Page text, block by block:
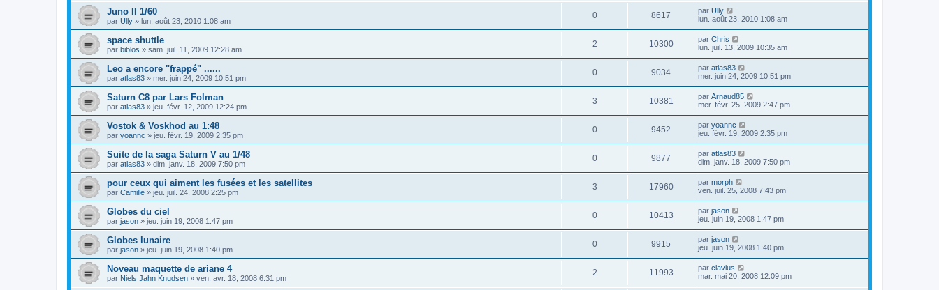
Juno II 1/60
par Ully » lun. août 23, 2010 1:08 am
0 8617 par Ully
lun. août 23, 2010 1:08 am
space shuttle
par biblos » sam. juil. 11, 2009 12:28 am
2 10300 par Chris
lun. juil. 13, 2009 10:35 am
Leo a encore "frappé" ......
par atlas83 » mer. juin 24, 2009 10:51 pm
0 9034 par atlas83
mer. juin 24, 2009 10:51 pm
Saturn C8 par Lars Folman
par atlas83 » jeu. févr. 12, 2009 12:24 pm
3 10381 par Arnaud85
mer. févr. 25, 2009 2:47 pm
Vostok & Voskhod au 1:48
par yoannc » jeu. févr. 19, 2009 2:35 pm
0 9452 par yoannc
jeu. févr. 19, 2009 2:35 pm
Suite de la saga Saturn V au 1/48
par atlas83 » dim. janv. 18, 2009 7:50 pm
0 9877 par atlas83
dim. janv. 18, 2009 7:50 pm
pour ceux qui aiment les fusées et les satellites
par Camille » jeu. juil. 24, 2008 2:25 pm
3 17960 par morph
ven. juil. 25, 2008 7:43 pm
Globes du ciel
par jason » jeu. juin 19, 2008 1:47 pm
0 10413 par jason
jeu. juin 19, 2008 1:47 pm
Globes lunaire
par jason » jeu. juin 19, 2008 1:40 pm
0 9915 par jason
jeu. juin 19, 2008 1:40 pm
Noveau maquette de ariane 4
par Niels Jahn Knudsen » ven. avr. 18, 2008 6:31 pm
2 11993 par clavius
mar. mai 20, 2008 12:09 pm